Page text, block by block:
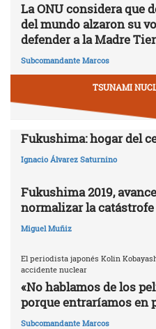
La ONU considera que
del mundo alzaron su
defender a la Madre
Subcomandante Marcos
TSUNAMI
Fukushima: hogar del
Ignacio Álvarez Saturnino
Fukushima 2019,
normalizar la catástrofe
Miguel Muñiz
El periodista japonés Kolin
accidente nuclear
«No hablamos de los
porque entraríamos en
Subcomandante Marcos